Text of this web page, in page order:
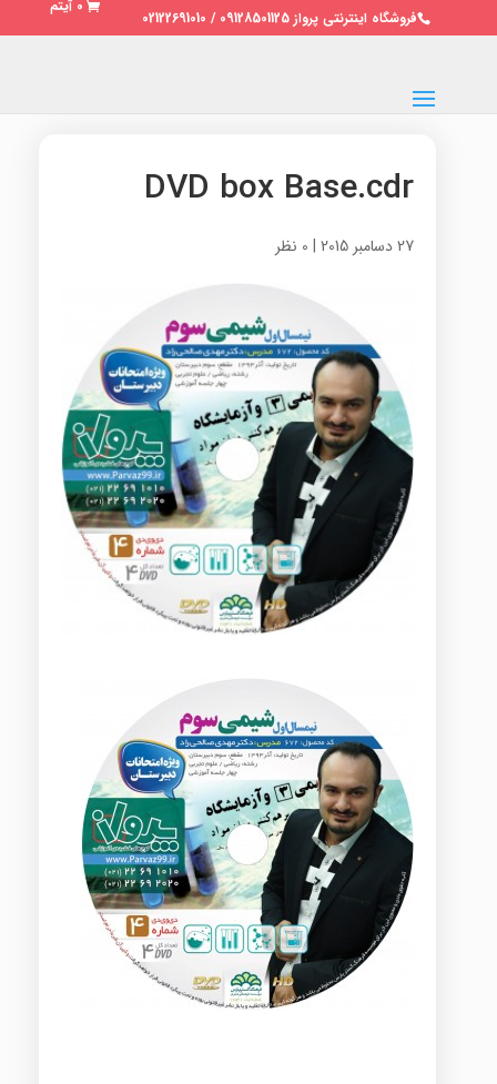
فروشگاه اینترنتی پرواز 09128501125 / 02122691010
0 آیتم
DVD box Base.cdr
27 دسامبر 2015 | 0 نظر